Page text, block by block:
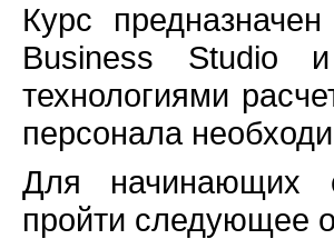
Курс
Business Studio
технологиями
персонала
Для начинающих
пройти следующее